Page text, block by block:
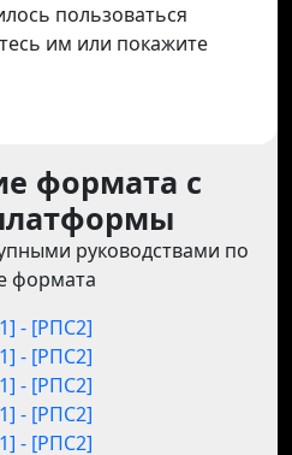
пользоваться
им или покажите
формата с
руководствами по
формата
- [РПС2]
- [РПС2]
- [РПС2]
- [РПС2]
- [РПС2]